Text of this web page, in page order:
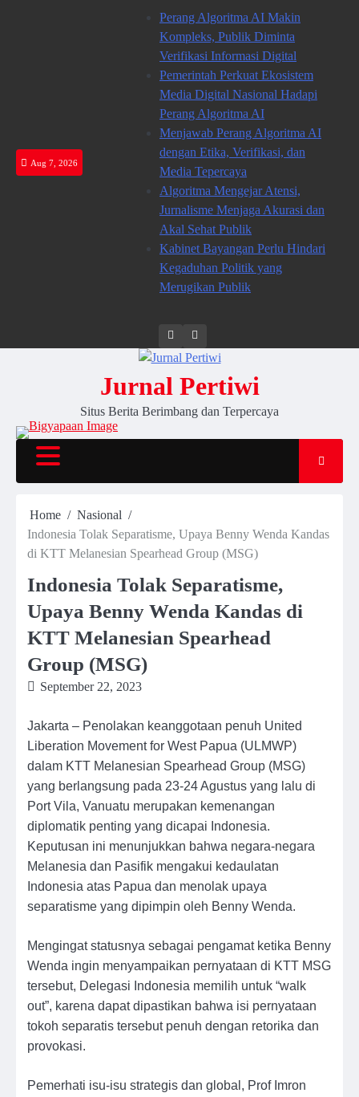
Aug 7, 2026
Perang Algoritma AI Makin
Kompleks, Publik Diminta
Verifikasi Informasi Digital
Pemerintah Perkuat Ekosistem
Media Digital Nasional Hadapi
Perang Algoritma AI
Menjawab Perang Algoritma AI
dengan Etika, Verifikasi, dan
Media Tepercaya
Algoritma Mengejar Atensi,
Jurnalisme Menjaga Akurasi dan
Akal Sehat Publik
Kabinet Bayangan Perlu Hindari
Kegaduhan Politik yang
Merugikan Publik
Twitter
Jurnal Pertiwi
Situs Berita Berimbang dan Terpercaya
Home
Nasional
Indonesia Tolak Separatisme, Upaya Benny Wenda Kandas
di KTT Melanesian Spearhead Group (MSG)
Indonesia Tolak Separatisme,
Upaya Benny Wenda Kandas di
KTT Melanesian Spearhead
Group (MSG)
September 22, 2023
Jakarta – Penolakan keanggotaan penuh United
Liberation Movement for West Papua (ULMWP)
dalam KTT Melanesian Spearhead Group (MSG)
yang berlangsung pada 23-24 Agustus yang lalu di
Port Vila, Vanuatu merupakan kemenangan
diplomatik penting yang dicapai Indonesia.
Keputusan ini menunjukkan bahwa negara-negara
Melanesia dan Pasifik mengakui kedaulatan
Indonesia atas Papua dan menolak upaya
separatisme yang dipimpin oleh Benny Wenda.
Mengingat statusnya sebagai pengamat ketika Benny
Wenda ingin menyampaikan pernyataan di KTT MSG
tersebut, Delegasi Indonesia memilih untuk “walk
out”, karena dapat dipastikan bahwa isi pernyataan
tokoh separatis tersebut penuh dengan retorika dan
provokasi.
Pemerhati isu-isu strategis dan global, Prof Imron